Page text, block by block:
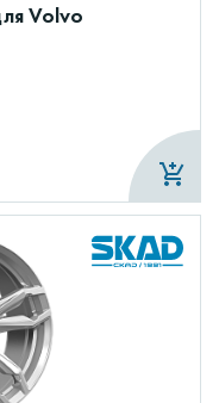
Volvo